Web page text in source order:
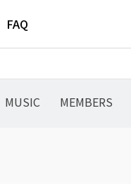
FAQ
MUSIC MEMBERS